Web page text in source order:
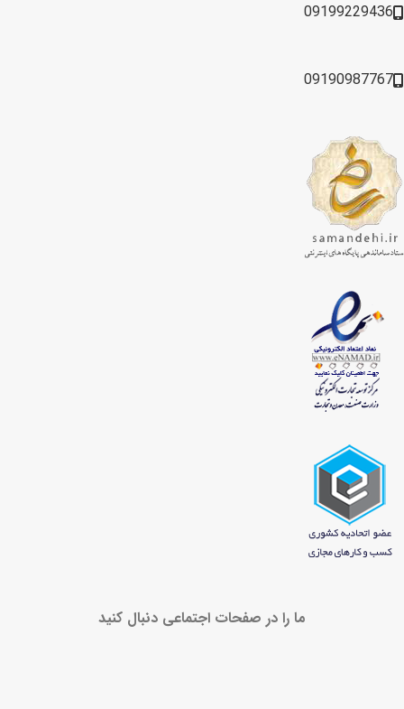
09199229436
09190987767
ما را در صفحات اجتماعی دنبال کنید